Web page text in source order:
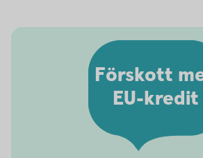
Förskott
EU-kredit